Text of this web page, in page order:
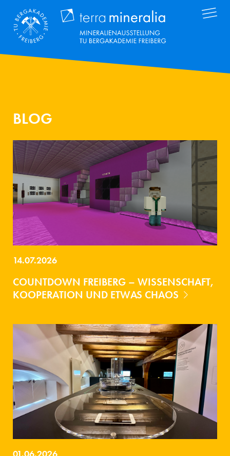
Inhalt
Terra
BLOG
14.07.2026
COUNTDOWN FREIBERG – WISSENSCHAFT,
KOOPERATION UND ETWAS CHAOS